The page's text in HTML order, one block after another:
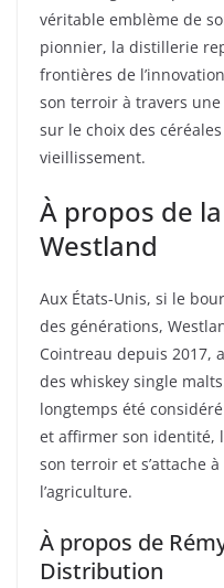
véritable emblème de
pionnier, la distillerie
frontières de
son terroir à travers
sur le choix des
vieillissement.
À propos de
Westland
Aux États-Unis, si le
des générations,
Cointreau depuis 2017,
des whiskey single
longtemps été considéré
et affirmer son identité,
son terroir et s’attache
l’agriculture.
À propos de
Distribution